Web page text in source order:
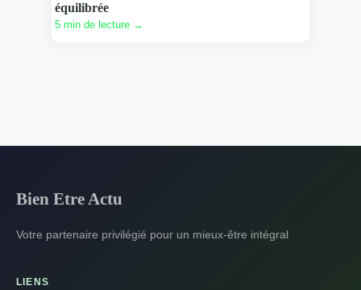
équilibrée
5 min de lecture →
Bien Etre Actu
Votre partenaire privilégié pour un mieux-être intégral
LIENS